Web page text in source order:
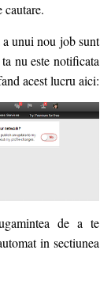
unui nou job sunt
nu este notificata
acest lucru aici:
de a te
in sectiunea